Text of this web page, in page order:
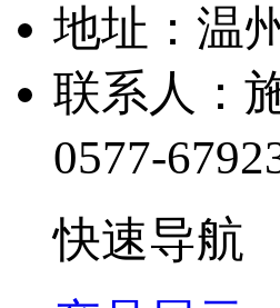
地址：温
联系人：
0577-
快速导航